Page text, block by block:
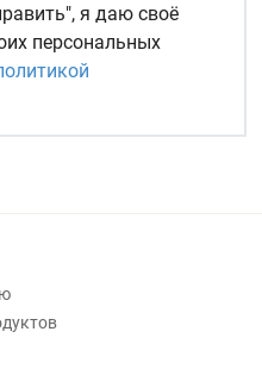
я даю своё
персональных